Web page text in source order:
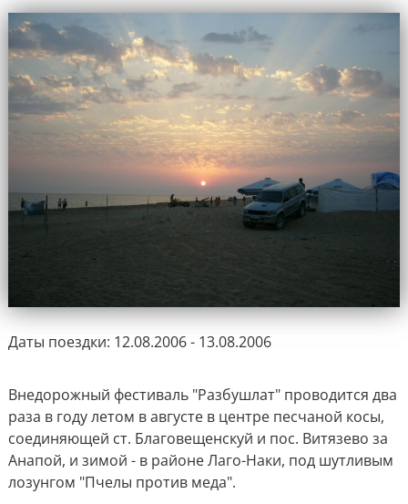
Даты поездки: 12.08.2006 - 13.08.2006
Внедорожный фестиваль "Разбушлат" проводится два
раза в году летом в августе в центре песчаной косы,
соединяющей ст. Благовещенскуй и пос. Витязево за
Анапой, и зимой - в районе Лаго-Наки, под шутливым
лозунгом "Пчелы против меда".